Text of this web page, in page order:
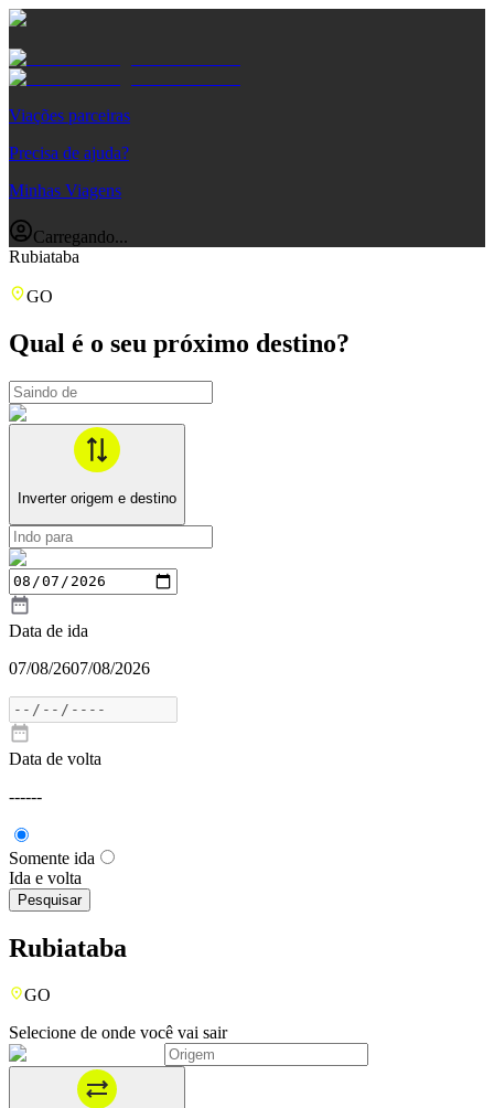
Viações parceiras
Precisa de ajuda?
Minhas Viagens
Carregando...
Rubiataba
GO
Qual é o seu próximo destino?
Inverter origem e destino
Data de ida
07/08/2607/08/2026
Data de volta
------
Somente ida
Ida e volta
Pesquisar
Rubiataba
GO
Selecione de onde você vai sair